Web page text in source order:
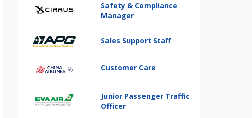
Safety & Compliance
Manager
Sales Support Staff
Customer Care
Junior Passenger Traffic
Officer